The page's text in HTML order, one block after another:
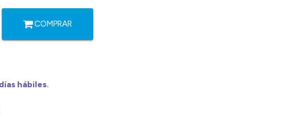
COMPRAR
hábiles.